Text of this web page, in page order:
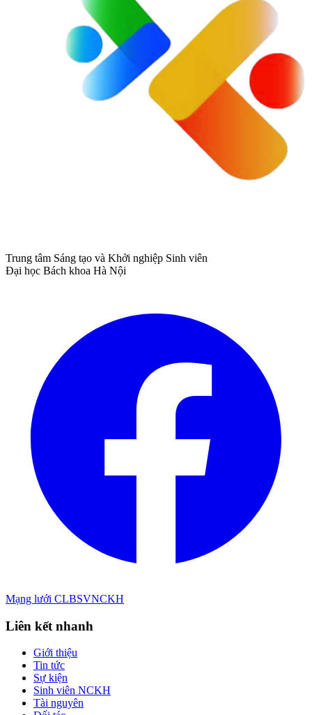
Trung tâm Sáng tạo và Khởi nghiệp Sinh viên
Đại học Bách khoa Hà Nội
Mạng lưới CLBSVNCKH
Liên kết nhanh
Giới thiệu
Tin tức
Sự kiện
Sinh viên NCKH
Tài nguyên